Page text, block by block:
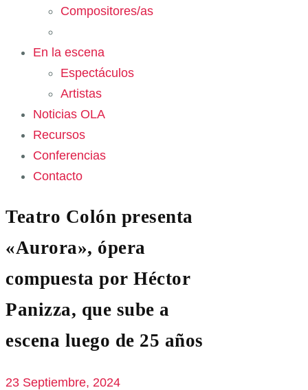
Compositores/as
En la escena
Espectáculos
Artistas
Noticias OLA
Recursos
Conferencias
Contacto
Teatro Colón presenta
«Aurora», ópera
compuesta por Héctor
Panizza, que sube a
escena luego de 25 años
23 Septiembre, 2024